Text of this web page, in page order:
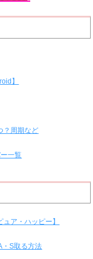
】
？周期など
一覧
ア・ハッピー】
・S取る方法